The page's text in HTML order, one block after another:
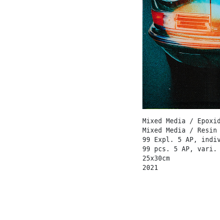
Mixed Media /
Mixed Media / Resin
99 Expl. 5 AP,
99 pcs. 5 AP, vari.
25x30cm
2021